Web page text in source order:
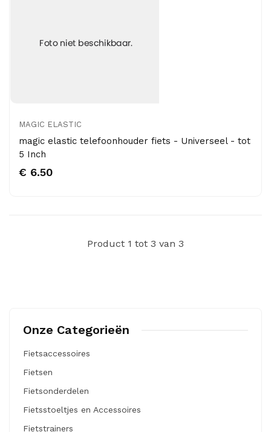
MAGIC ELASTIC
magic elastic telefoonhouder fiets - Universeel - tot
5 Inch
€ 6.50
Product 1 tot 3 van 3
Onze Categorieën
Fietsaccessoires
Fietsen
Fietsonderdelen
Fietsstoeltjes en Accessoires
Fietstrainers